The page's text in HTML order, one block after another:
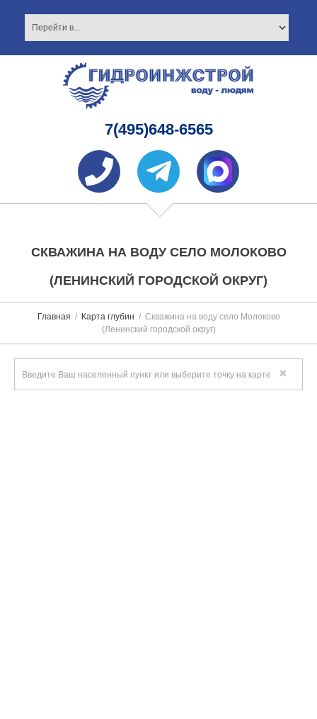
7(495)648-6565
СКВАЖИНА НА ВОДУ СЕЛО МОЛОКОВО
(ЛЕНИНСКИЙ ГОРОДСКОЙ ОКРУГ)
Главная Карта глубин
Скважина на воду село Молоково
(Ленинский городской округ)